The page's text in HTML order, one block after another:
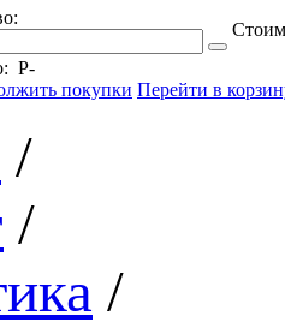
Р-
покупки Перейти в
/
/
/